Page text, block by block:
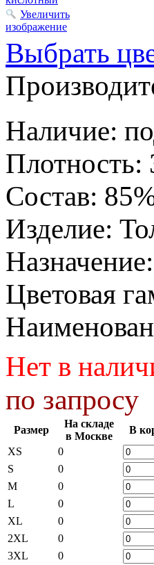
Увеличить
изображение
Выбрать
Наличие:
Плотность:
Состав:
Изделие:
Назначение:
Цветовая
Нет в
по запросу
Размер
На складе
в Москве
В
XS
0
S
0
M
0
L
0
XL
0
2XL
0
3XL
0